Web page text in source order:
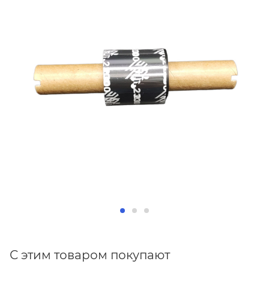
С этим товаром покупают